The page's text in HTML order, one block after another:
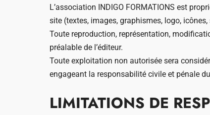
L’association INDIGO FORMATIONS est
site (textes, images, graphismes, logo,
Toute reproduction, représentation,
préalable de l’éditeur.
Toute exploitation non autorisée sera
engageant la responsabilité civile et pénale
LIMITATIONS DE